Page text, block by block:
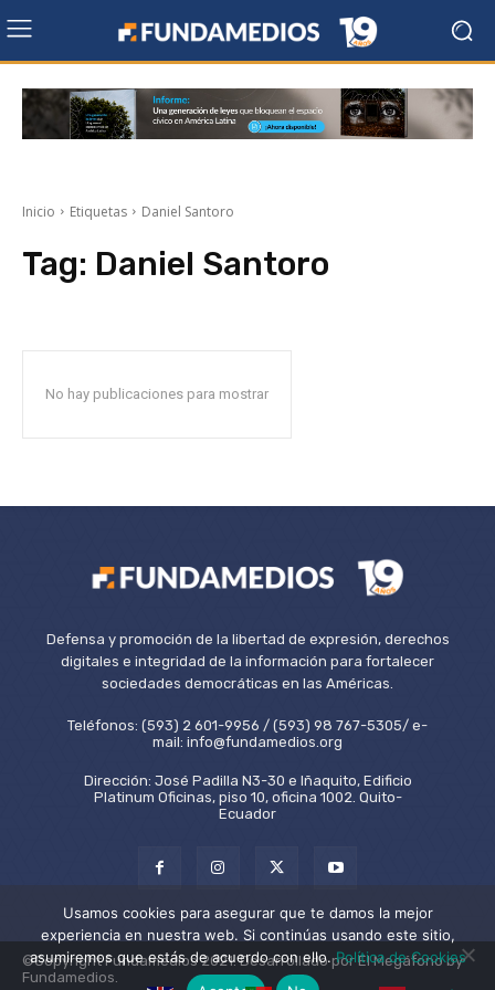
Inicio Etiquetas Daniel Santoro
Tag: Daniel Santoro
No hay publicaciones para mostrar
Defensa y promoción de la libertad de expresión, derechos
digitales e integridad de la información para fortalecer
sociedades democráticas en las Américas.
Teléfonos: (593) 2 601-9956 / (593) 98 767-5305/ e-
mail: info@fundamedios.org
Dirección: José Padilla N3-30 e Iñaquito, Edificio
Platinum Oficinas, piso 10, oficina 1002. Quito-
Ecuador
©Copyright Fundamedios 2021. Desarrollado por El Megáfono by
Fundamedios.
Usamos cookies para asegurar que te damos la mejor
experiencia en nuestra web. Si continúas usando este sitio,
asumiremos que estás de acuerdo con ello.Política de Cookies